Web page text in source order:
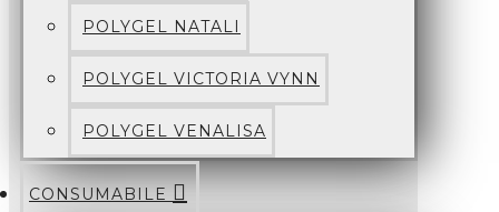
POLYGEL NATALI
POLYGEL VICTORIA VYNN
POLYGEL VENALISA
CONSUMABILE